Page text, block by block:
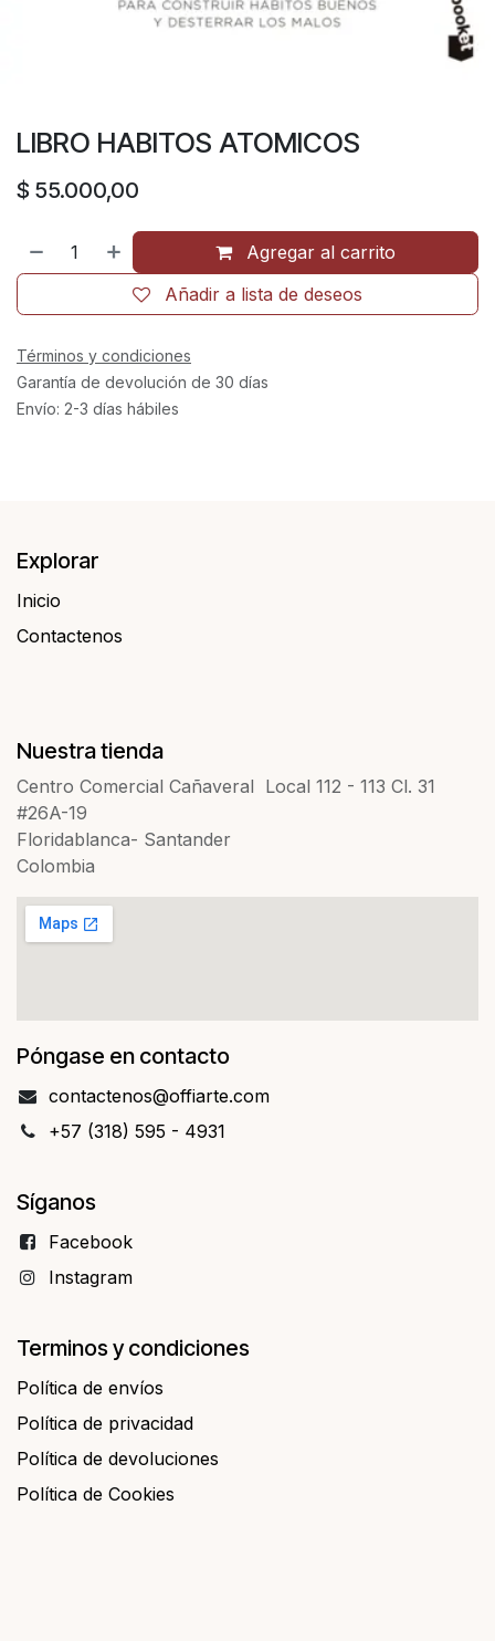
LIBRO HABITOS ATOMICOS
$ 55.000,00
Agregar al carrito
Añadir a lista de deseos
Términos y condiciones
Garantía de devolución de 30 días
Envío: 2-3 días hábiles
Explorar
Inicio
Contactenos​​
Nuestra tienda
Centro Comercial Cañaveral Local 112 - 113 Cl. 31
#26A-19
Floridablanca- Santander
Colombia
Póngase en contacto
contact​​enos@offiarte.com
+57 (318) 595 - 4931
Síganos
Facebo​​ok
Instagram
Terminos y condiciones
Política de envíos
Política de privacidad
Política de devoluciones
Política de Cookies